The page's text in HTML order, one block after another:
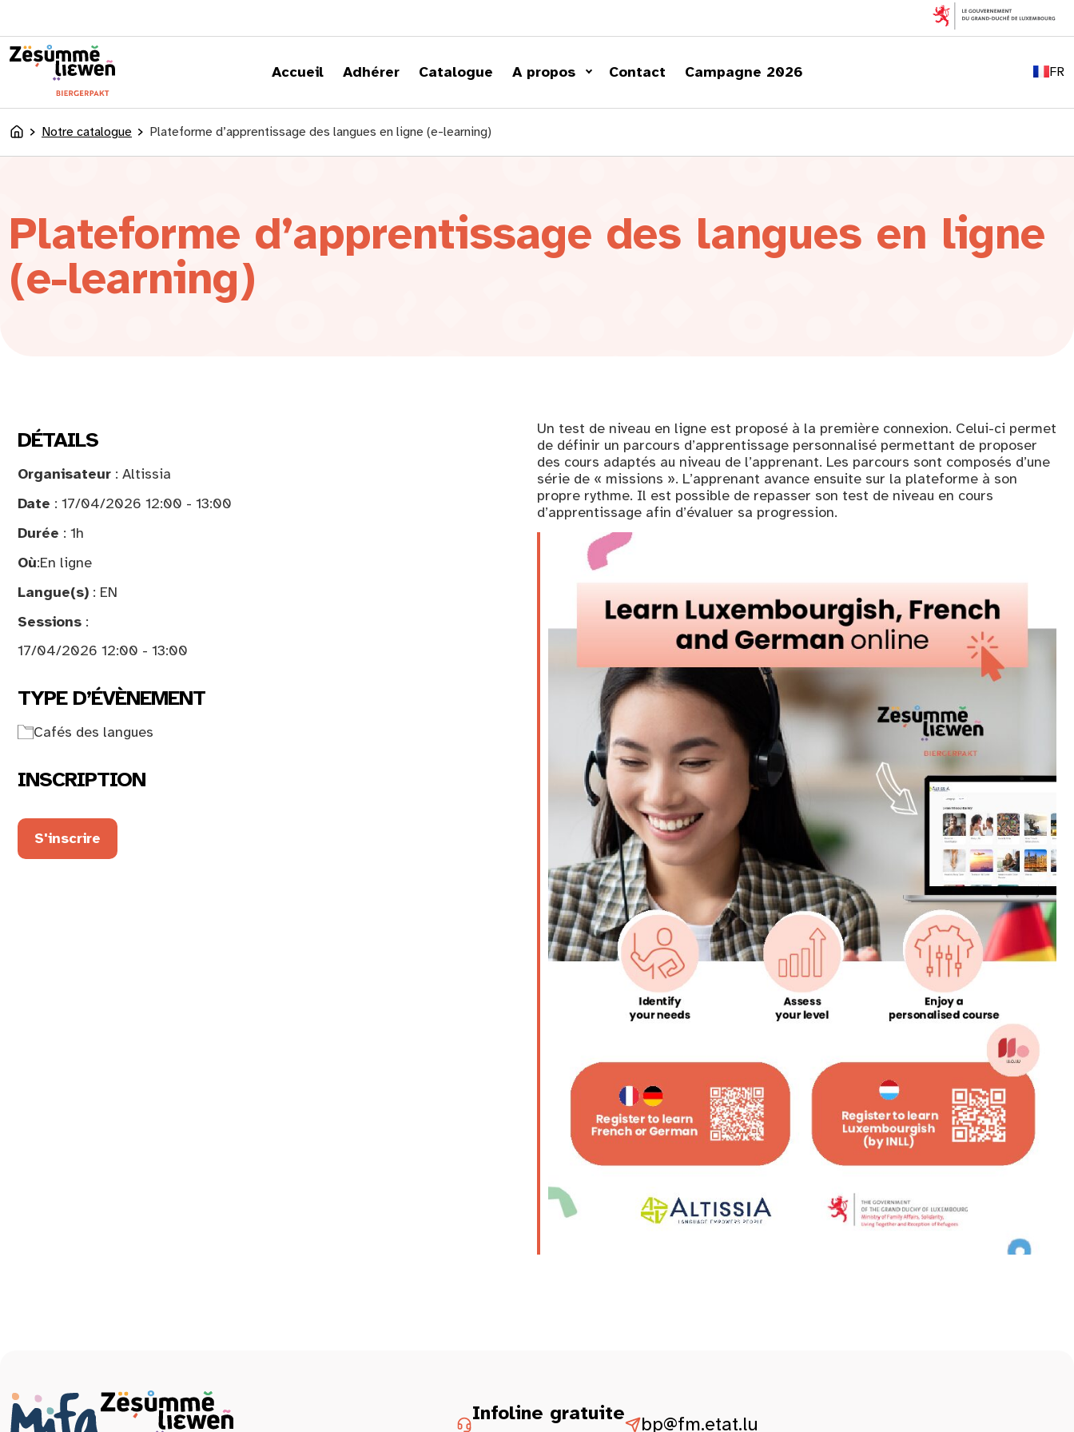
Accueil Adhérer Catalogue A propos Contact Campagne 2026 FR
EN
LU
AccueilNotre catalogue Plateforme d’apprentissage des langues en ligne (e-learning)
Plateforme d’apprentissage des langues en ligne
(e-learning)
DÉTAILS
Organisateur : Altissia
Date : 17/04/2026 12:00 - 13:00
Durée : 1h
Où:En ligne
Langue(s) : EN
Sessions :
17/04/2026 12:00 - 13:00
TYPE D’ÉVÈNEMENT
Cafés des langues
INSCRIPTION
S'inscrire
Un test de niveau en ligne est proposé à la première connexion. Celui-ci permet
de définir un parcours d’apprentissage personnalisé permettant de proposer
des cours adaptés au niveau de l’apprenant. Les parcours sont composés d’une
série de « missions ». L’apprenant avance ensuite sur la plateforme à son
propre rythme. Il est possible de repasser son test de niveau en cours
d’apprentissage afin d’évaluer sa progression.
Infoline gratuite
bp@fm.etat.lu